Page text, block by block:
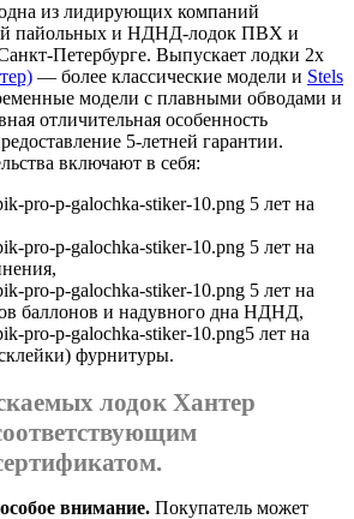
из лидирующих компаний
пайольных и НДНД-лодок ПВХ и
Петербурге. Выпускает лодки 2х
— более классические модели и Stels
модели с плавными обводами и
отличительная особенность
5-летней гарантии.
включают в себя:
5 лет на
5 лет на
5 лет на
баллонов и надувного дна НДНД,
5 лет на
фурнитуры.
лодок Хантер
внимание. Покупатель может